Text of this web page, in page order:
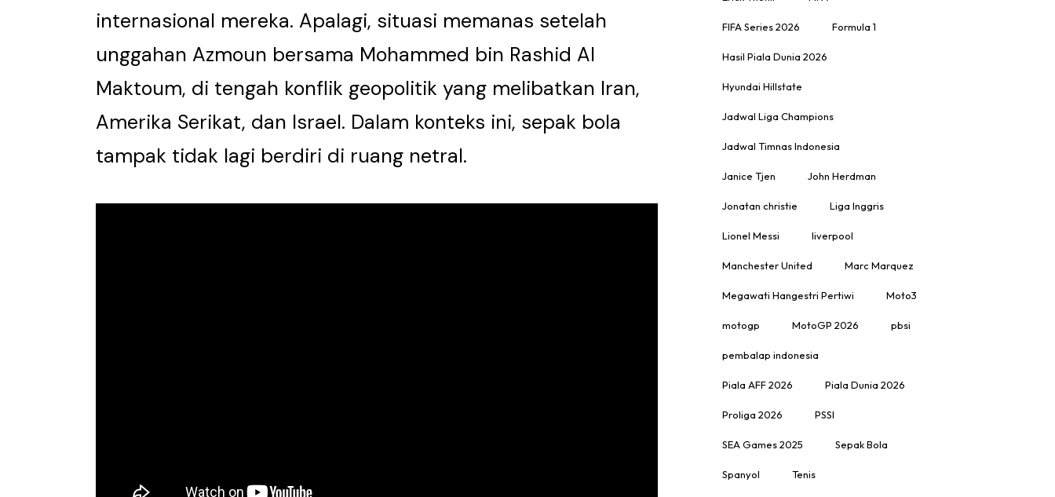
internasional mereka. Apalagi, situasi memanas setelah
unggahan Azmoun bersama Mohammed bin Rashid Al
Maktoum, di tengah konflik geopolitik yang melibatkan Iran,
Amerika Serikat, dan Israel. Dalam konteks ini, sepak bola
tampak tidak lagi berdiri di ruang netral.
FIFA Series 2026 Formula 1
Hasil Piala Dunia 2026
Hyundai Hillstate
Jadwal Liga Champions
Jadwal Timnas Indonesia
Janice Tjen John Herdman
Jonatan christie Liga Inggris
Lionel Messi liverpool
Manchester United Marc Marquez
Megawati Hangestri Pertiwi Moto3
motogp MotoGP 2026 pbsi
pembalap indonesia
Piala AFF 2026 Piala Dunia 2026
Proliga 2026 PSSI
SEA Games 2025 Sepak Bola
Spanyol Tenis